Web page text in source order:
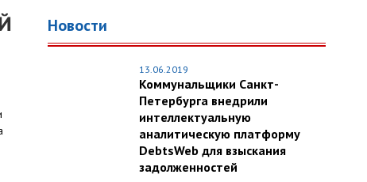
Новости
13.06.2019
Коммунальщики Санкт-
Петербурга внедрили
интеллектуальную
аналитическую платформу
DebtsWeb для взыскания
задолженностей